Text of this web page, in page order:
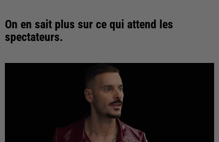
On en sait plus sur ce qui attend les
spectateurs.